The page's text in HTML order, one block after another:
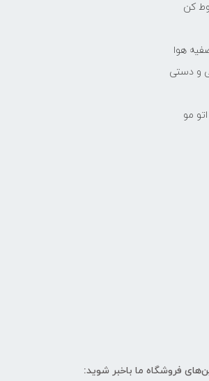
کن
هوا
و دستی
مو
فروشگاه ما باخبر شوید: